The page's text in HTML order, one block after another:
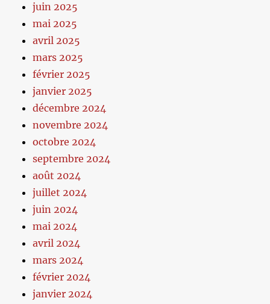
juin 2025
mai 2025
avril 2025
mars 2025
février 2025
janvier 2025
décembre 2024
novembre 2024
octobre 2024
septembre 2024
août 2024
juillet 2024
juin 2024
mai 2024
avril 2024
mars 2024
février 2024
janvier 2024